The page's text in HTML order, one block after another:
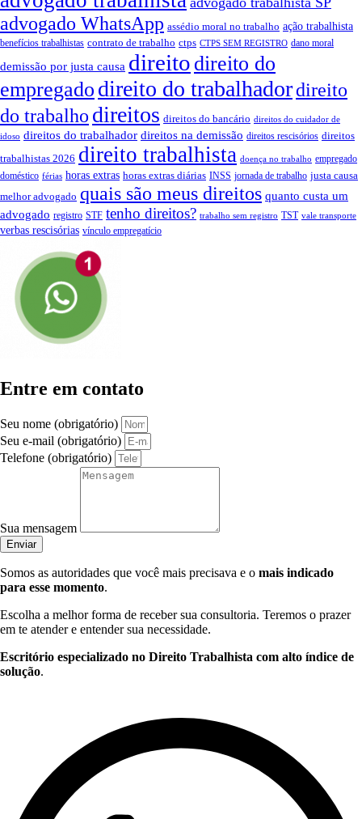
advogado WhatsApp assédio moral no trabalho ação trabalhista
benefícios trabalhistas contrato de trabalho ctps CTPS SEM REGISTRO dano moral
demissão por justa causa direito direito do
empregado direito do trabalhadordireito
do trabalho direitos direitos do bancário direitos do cuidador de
idoso direitos do trabalhador direitos na demissão direitos rescisórios direitos
trabalhistas 2026 direito trabalhista doença no trabalho empregado
doméstico férias horas extras horas extras diárias INSS jornada de trabalho justa causa
melhor advogado quais são meus direitos quanto custa um
advogado registro STF tenho direitos? trabalho sem registro TST vale transporte
verbas rescisórias vínculo empregatício
Entre em contato
Seu nome (obrigatório)
Seu e-mail (obrigatório)
Telefone (obrigatório)
Sua mensagem
Enviar
Somos as autoridades que você mais precisava e o mais indicado
para esse momento.
Escolha a melhor forma de receber sua consultoria. Teremos o prazer
em te atender e entender sua necessidade.
Escritório especializado no Direito Trabalhista com alto índice de
solução.